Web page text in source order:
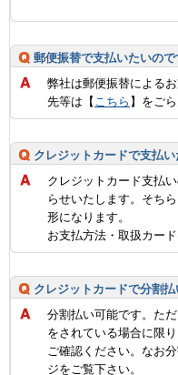
郵便振替で支払いたいので
弊社は郵便振替による
先等は【 こちら 】をごら
クレジットカードで支払い
クレジットカード支払
らせいたします。そち
形になります。
お支払方法・取扱カー
クレジットカードで分割払
分割払い可能です。た
をされている場合に限
ご確認ください。なお
ジをご覧下さい。